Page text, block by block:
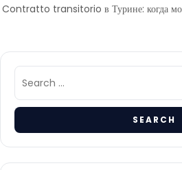
Contratto transitorio в Турине: когда